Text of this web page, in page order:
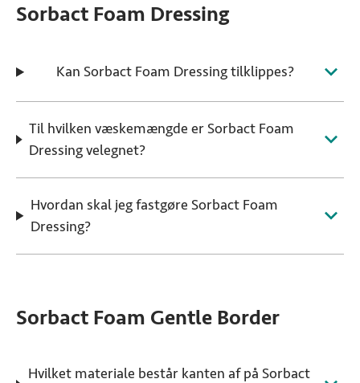
Sorbact Foam Dressing
Kan Sorbact Foam Dressing tilklippes?
Til hvilken væskemængde er Sorbact Foam
Dressing velegnet?
Hvordan skal jeg fastgøre Sorbact Foam
Dressing?
Sorbact Foam Gentle Border
Hvilket materiale består kanten af på Sorbact